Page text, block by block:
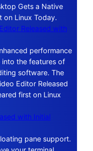
Gets a Native
on Linux Today.
Released with
performance
the features of
software. The
Editor Released
first on Linux
with Initial
pane support.